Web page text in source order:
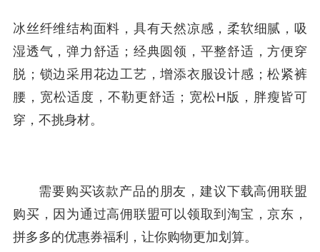
冰丝纤维结构面料，具有天然凉感，柔软细腻，吸
湿透气，弹力舒适；经典圆领，平整舒适，方便穿
脱；锁边采用花边工艺，增添衣服设计感；松紧裤
腰，宽松适度，不勒更舒适；宽松H版，胖瘦皆可
穿，不挑身材。
需要购买该款产品的朋友，建议下载高佣联盟
购买，因为通过高佣联盟可以领取到淘宝，京东，
拼多多的优惠券福利，让你购物更加划算。